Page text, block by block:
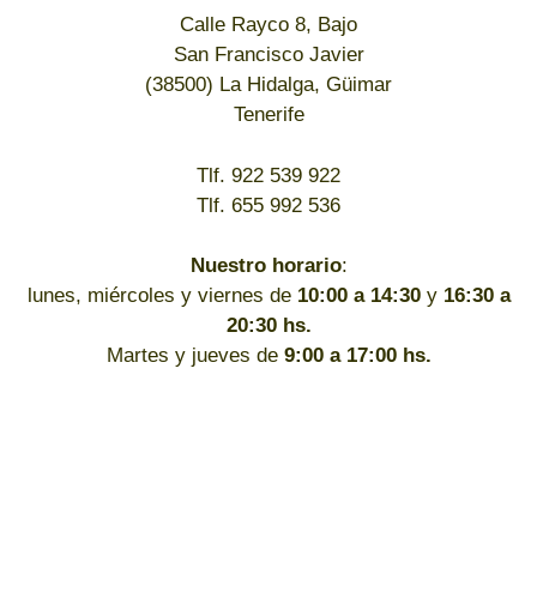
Calle Rayco 8, Bajo
San Francisco Javier
(38500) La Hidalga, Güimar
Tenerife
Tlf. 922 539 922
Tlf. 655 992 536
Nuestro horario:
lunes, miércoles y viernes de 10:00 a 14:30y 16:30 a
20:30 hs.
Martes y jueves de 9:00 a 17:00 hs.